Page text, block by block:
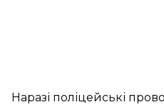
Наразі поліцейські